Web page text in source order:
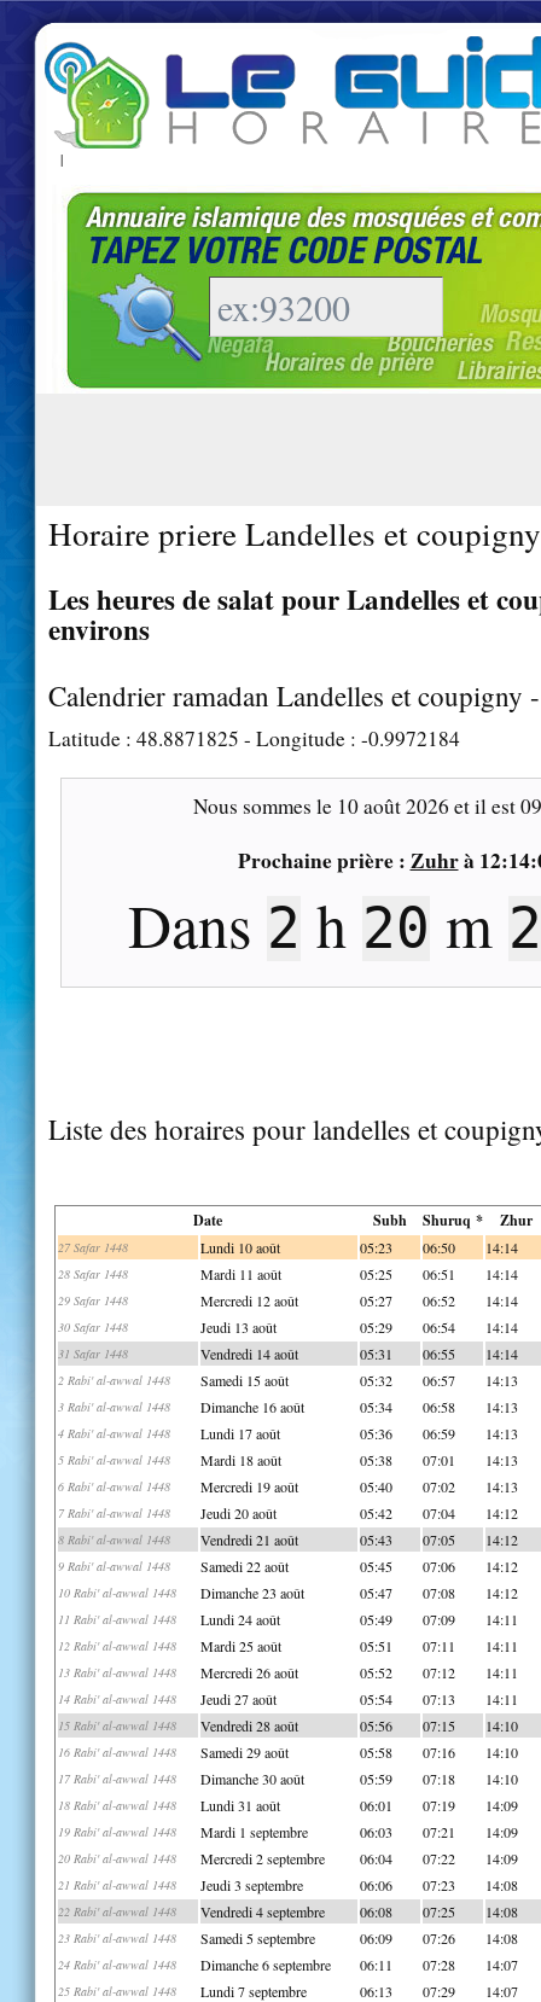
|
Horaire priere Landelles et
Les heures de salat pour Landelles et
environs
Calendrier ramadan Landelles et coupigny
Latitude : 48.8871825 - Longitude : -0.9972184
Nous sommes le 10 août 2026 et il est
Prochaine prière : Zuhrà
Dans 2 h 20 m
Liste des horaires pour landelles et
Date Subh Shuruq * Zhur
27 Safar 1448 Lundi 10 août 05:23 06:50 14:14
28 Safar 1448 Mardi 11 août 05:25 06:51 14:14
29 Safar 1448 Mercredi 12 août 05:27 06:52 14:14
30 Safar 1448 Jeudi 13 août 05:29 06:54 14:14
31 Safar 1448 Vendredi 14 août 05:31 06:55 14:14
2 Rabi' al-awwal 1448 Samedi 15 août 05:32 06:57 14:13
3 Rabi' al-awwal 1448 Dimanche 16 août 05:34 06:58 14:13
4 Rabi' al-awwal 1448 Lundi 17 août 05:36 06:59 14:13
5 Rabi' al-awwal 1448 Mardi 18 août 05:38 07:01 14:13
6 Rabi' al-awwal 1448 Mercredi 19 août 05:40 07:02 14:13
7 Rabi' al-awwal 1448 Jeudi 20 août 05:42 07:04 14:12
8 Rabi' al-awwal 1448 Vendredi 21 août 05:43 07:05 14:12
9 Rabi' al-awwal 1448 Samedi 22 août 05:45 07:06 14:12
10 Rabi' al-awwal 1448 Dimanche 23 août 05:47 07:08 14:12
11 Rabi' al-awwal 1448 Lundi 24 août 05:49 07:09 14:11
12 Rabi' al-awwal 1448 Mardi 25 août 05:51 07:11 14:11
13 Rabi' al-awwal 1448 Mercredi 26 août 05:52 07:12 14:11
14 Rabi' al-awwal 1448 Jeudi 27 août 05:54 07:13 14:11
15 Rabi' al-awwal 1448 Vendredi 28 août 05:56 07:15 14:10
16 Rabi' al-awwal 1448 Samedi 29 août 05:58 07:16 14:10
17 Rabi' al-awwal 1448 Dimanche 30 août 05:59 07:18 14:10
18 Rabi' al-awwal 1448 Lundi 31 août 06:01 07:19 14:09
19 Rabi' al-awwal 1448 Mardi 1 septembre 06:03 07:21 14:09
20 Rabi' al-awwal 1448 Mercredi 2 septembre 06:04 07:22 14:09
21 Rabi' al-awwal 1448 Jeudi 3 septembre 06:06 07:23 14:08
22 Rabi' al-awwal 1448 Vendredi 4 septembre 06:08 07:25 14:08
23 Rabi' al-awwal 1448 Samedi 5 septembre 06:09 07:26 14:08
24 Rabi' al-awwal 1448 Dimanche 6 septembre 06:11 07:28 14:07
25 Rabi' al-awwal 1448 Lundi 7 septembre 06:13 07:29 14:07